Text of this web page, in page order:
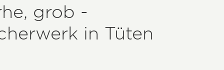
grob -
in Tüten